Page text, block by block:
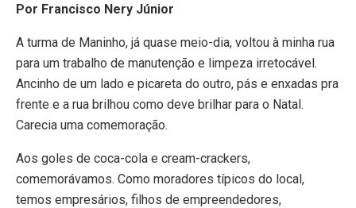
Por Francisco Nery Júnior
A turma de Maninho, já quase meio-dia, voltou à minha rua
para um trabalho de manutenção e limpeza irretocável.
Ancinho de um lado e picareta do outro, pás e enxadas pra
frente e a rua brilhou como deve brilhar para o Natal.
Carecia uma comemoração.
Aos goles de coca-cola e cream-crackers,
comemorávamos. Como moradores típicos do local,
temos empresários, filhos de empreendedores,